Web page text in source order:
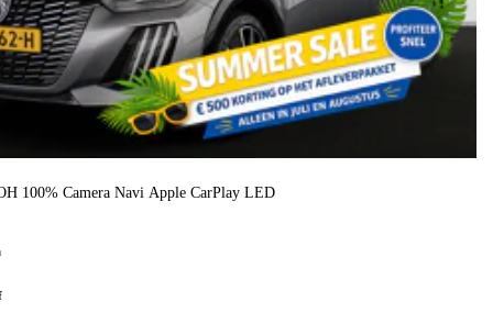
100% Camera Navi Apple CarPlay LED